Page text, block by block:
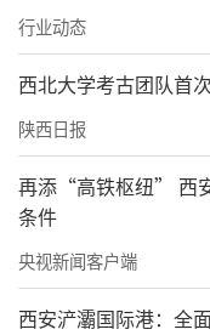
功招引签约项目
聚力服务县域
能。
以发展为本，用
部门发挥联结
的“桥梁纽带”
阶层人士立足本
心工作贡献力
行业动态
西北大学考古团队首
陕西日报
再添“高铁枢纽” 西
条件
央视新闻客户端
西安浐灞国际港：全